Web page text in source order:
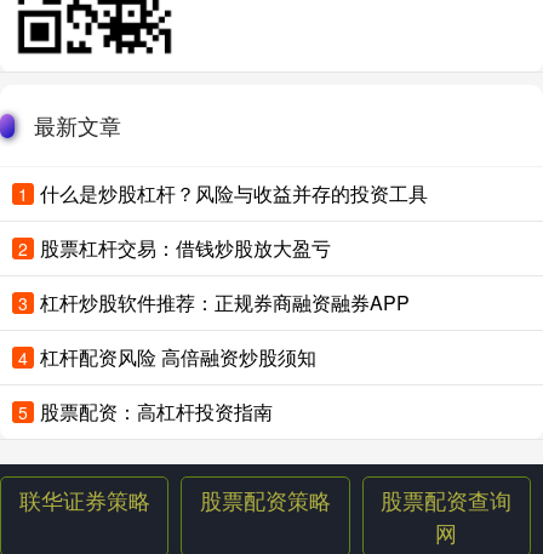
最新文章
1 什么是炒股杠杆？风险与收益并存的投资工具
2 股票杠杆交易：借钱炒股放大盈亏
3 杠杆炒股软件推荐：正规券商融资融券APP
4 杠杆配资风险 高倍融资炒股须知
5 股票配资：高杠杆投资指南
联华证券策略 股票配资策略
股票配资查询
网